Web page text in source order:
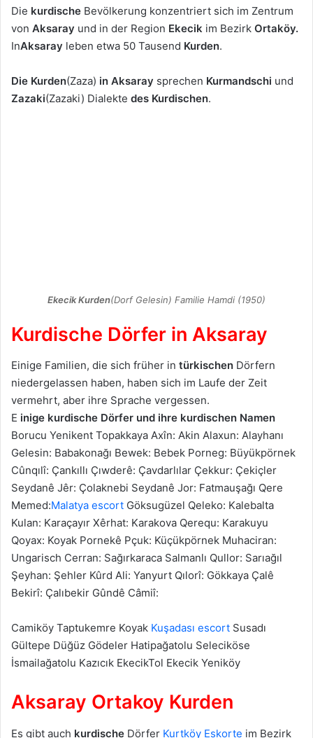
Die kurdische Bevölkerung konzentriert sich im Zentrum
von Aksaray und in der Region Ekecik im Bezirk Ortaköy.
InAksaray leben etwa 50 Tausend Kurden.
Die Kurden(Zaza) in Aksaray sprechen Kurmandschi und
Zazaki(Zazaki) Dialekte des Kurdischen.
Ekecik Kurden(Dorf Gelesin) Familie Hamdi (1950)
Kurdische Dörfer in Aksaray
Einige Familien, die sich früher in türkischen Dörfern
niedergelassen haben, haben sich im Laufe der Zeit
vermehrt, aber ihre Sprache vergessen.
E inige kurdische Dörfer und ihre kurdischen Namen
Borucu Yenikent Topakkaya Axîn: Akin Alaxun: Alayhanı
Gelesin: Babakonağı Bewek: Bebek Porneg: Büyükpörnek
Cûnqılî: Çankıllı Çıwderê: Çavdarlılar Çekkur: Çekiçler
Seydanê Jêr: Çolaknebi Seydanê Jor: Fatmauşağı Qere
Memed:Malatya escort Göksugüzel Qeleko: Kalebalta
Kulan: Karaçayır Xêrhat: Karakova Qerequ: Karakuyu
Qoyax: Koyak Pornekê Pçuk: Küçükpörnek Muhaciran:
Ungarisch Cerran: Sağırkaraca Salmanlı Qullor: Sarıağıl
Şeyhan: Şehler Kûrd Ali: Yanyurt Qılorî: Gökkaya Çalê
Bekirî: Çalıbekir Gûndê Câmiî:
Camiköy Taptukemre Koyak Kuşadası escort Susadı
Gültepe Düğüz Gödeler Hatipağatolu Seleciköse
İsmailağatolu Kazıcık EkecikTol Ekecik Yeniköy
Aksaray Ortakoy Kurden
Es gibt auch kurdische Dörfer Kurtköy Eskorte im Bezirk